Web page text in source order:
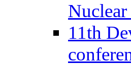
11th